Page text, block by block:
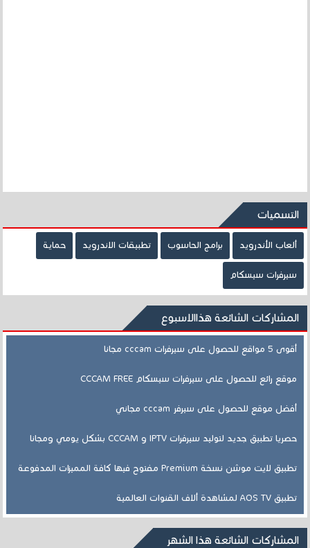
التسميات
ألعاب الأندرويد برامج الحاسوب تطبيقات الاندرويد حماية
سيرفرات سيسكام
المشاركات الشائعة هذاالاسبوع
أقوى 5 مواقع للحصول على سيرفرات cccam مجانا
موقع رائع للحصول على سيرفرات سيسكام CCCAM FREE
أفضل موقع للحصول على سيرفر cccam مجاني
حصريا تطبيق جديد لتوليد سيرفرات IPTV و CCCAM بشكل يومي ومجانا
تطبيق لايت موشن نسخة Premium مفتوح فيها كافة المميزات المدفوعة
تطبيق AOS TV لمشاهدة ألاف القنوات العالمية
المشاركات الشائعة هذا الشهر